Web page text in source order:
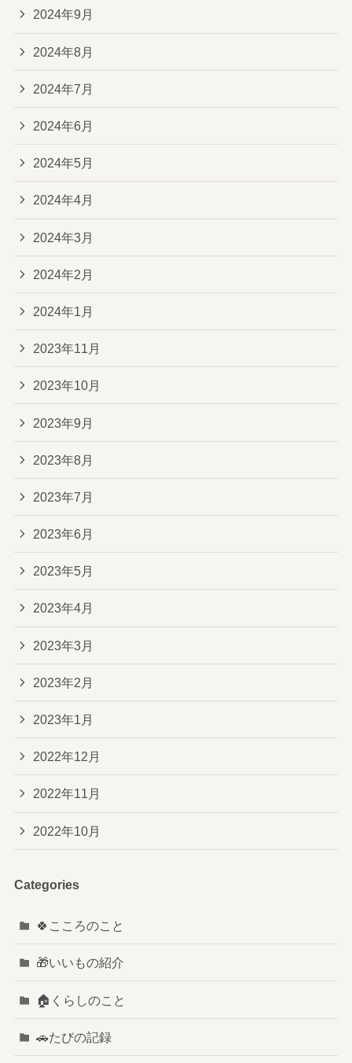
2024年9月
2024年8月
2024年7月
2024年6月
2024年5月
2024年4月
2024年3月
2024年2月
2024年1月
2023年11月
2023年10月
2023年9月
2023年8月
2023年7月
2023年6月
2023年5月
2023年4月
2023年3月
2023年2月
2023年1月
2022年12月
2022年11月
2022年10月
Categories
🍀こころのこと
🎁いいもの紹介
🏠️くらしのこと
🚗たびの記録